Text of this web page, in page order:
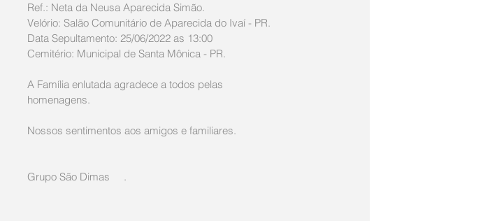
Ref.: Neta da Neusa Aparecida Simão.
Velório: Salão Comunitário de Aparecida do Ivaí - PR.
Data Sepultamento: 25/06/2022 as 13:00
Cemitério: Municipal de Santa Mônica - PR.
A Família enlutada agradece a todos pelas
homenagens.
Nossos sentimentos aos amigos e familiares.
Grupo São Dimas     .